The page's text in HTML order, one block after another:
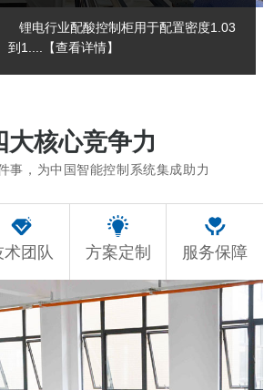
锂电行业配酸控制柜用于配置密度1.03
到1....
【查看详情】
大核心竞争力
事，为中国智能控制系统集成助力
术团队 方案定制 服务保障